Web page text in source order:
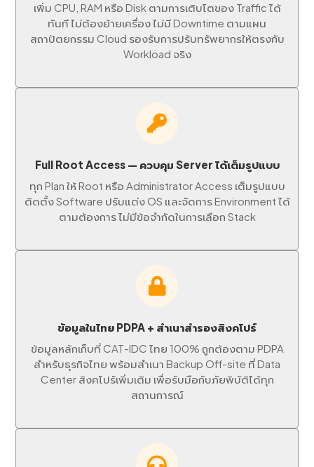
เพิ่ม CPU, RAM หรือ Disk ตามการเติบโตของ Traffic ได้
ทันที ไม่ต้องย้ายเครื่อง ไม่มี Downtime ตามแผน
สถาปัตยกรรม Cloud รองรับการปรับทรัพยากรให้ตรงกับ
Workload จริง
Full Root Access — ควบคุม Server ได้เต็มรูปแบบ
ทุก Plan ให้ Root หรือ Administrator Access เต็มรูปแบบ
ติดตั้ง Software ปรับแต่ง OS และจัดการ Environment ได้
ตามต้องการ ไม่มีข้อจำกัดในการเลือก Stack
ข้อมูลในไทย PDPA + สำเนาสำรองสิงคโปร์
ข้อมูลหลักเก็บที่ CAT-IDC ไทย 100% ถูกต้องตาม PDPA
สำหรับธุรกิจไทย พร้อมสำเนา Backup Off-site ที่ Data
Center สิงคโปร์เพิ่มเติม เพื่อรับมือกับภัยพิบัติได้ทุก
สถานการณ์